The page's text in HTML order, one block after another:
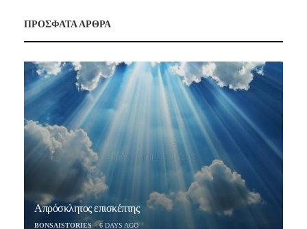
ΠΡΟΣΦΑΤΑ ΑΡΘΡΑ
Απρόσκλητος επισκέπτης
BONSAISTORIES 6 DAYS AGO